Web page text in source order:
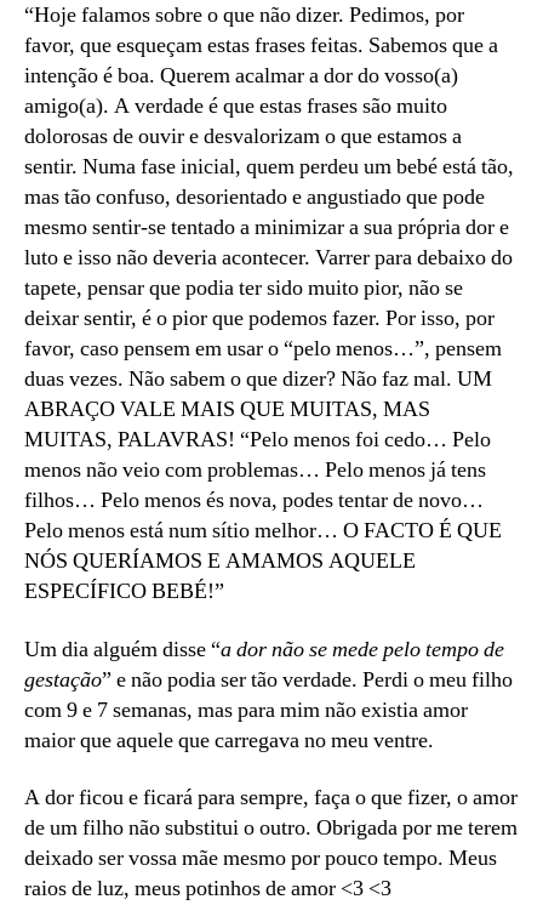
“Hoje falamos sobre o que não dizer. Pedimos, por
favor, que esqueçam estas frases feitas. Sabemos que a
intenção é boa. Querem acalmar a dor do vosso(a)
amigo(a). A verdade é que estas frases são muito
dolorosas de ouvir e desvalorizam o que estamos a
sentir. Numa fase inicial, quem perdeu um bebé está tão,
mas tão confuso, desorientado e angustiado que pode
mesmo sentir-se tentado a minimizar a sua própria dor e
luto e isso não deveria acontecer. Varrer para debaixo do
tapete, pensar que podia ter sido muito pior, não se
deixar sentir, é o pior que podemos fazer. Por isso, por
favor, caso pensem em usar o “pelo menos…”, pensem
duas vezes. Não sabem o que dizer? Não faz mal. UM
ABRAÇO VALE MAIS QUE MUITAS, MAS
MUITAS, PALAVRAS! “Pelo menos foi cedo… Pelo
menos não veio com problemas… Pelo menos já tens
filhos… Pelo menos és nova, podes tentar de novo…
Pelo menos está num sítio melhor… O FACTO É QUE
NÓS QUERÍAMOS E AMAMOS AQUELE
ESPECÍFICO BEBÉ!”
Um dia alguém disse “a dor não se mede pelo tempo de
gestação” e não podia ser tão verdade. Perdi o meu filho
com 9 e 7 semanas, mas para mim não existia amor
maior que aquele que carregava no meu ventre.
A dor ficou e ficará para sempre, faça o que fizer, o amor
de um filho não substitui o outro. Obrigada por me terem
deixado ser vossa mãe mesmo por pouco tempo. Meus
raios de luz, meus potinhos de amor <3 <3